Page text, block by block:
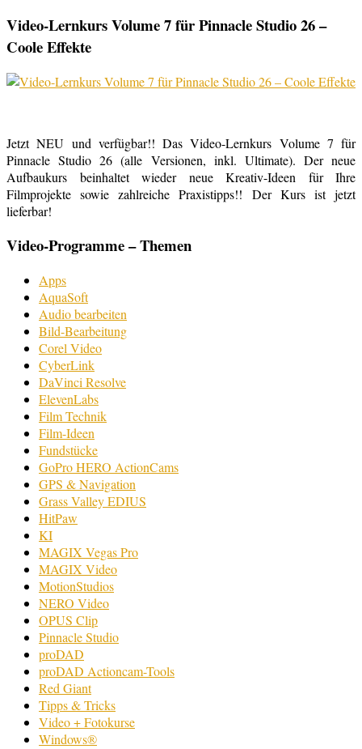
Video-Lernkurs Volume 7 für Pinnacle Studio 26 –
Coole Effekte
Jetzt NEU und verfügbar!! Das Video-Lernkurs Volume 7 für
Pinnacle Studio 26 (alle Versionen, inkl. Ultimate). Der neue
Aufbaukurs beinhaltet wieder neue Kreativ-Ideen für Ihre
Filmprojekte sowie zahlreiche Praxistipps!! Der Kurs ist jetzt
lieferbar!
Video-Programme – Themen
Apps
AquaSoft
Audio bearbeiten
Bild-Bearbeitung
Corel Video
CyberLink
DaVinci Resolve
ElevenLabs
Film Technik
Film-Ideen
Fundstücke
GoPro HERO ActionCams
GPS & Navigation
Grass Valley EDIUS
HitPaw
KI
MAGIX Vegas Pro
MAGIX Video
MotionStudios
NERO Video
OPUS Clip
Pinnacle Studio
proDAD
proDAD Actioncam-Tools
Red Giant
Tipps & Tricks
Video + Fotokurse
Windows®